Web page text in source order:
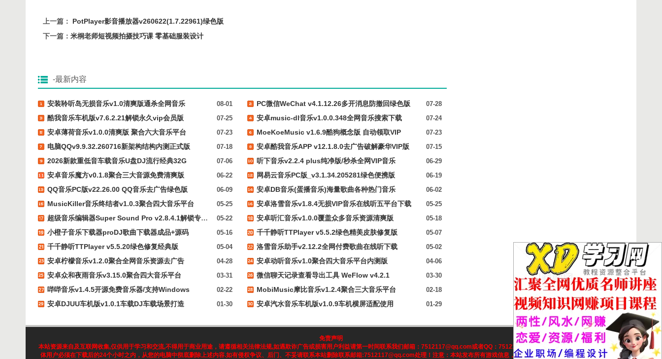
上一篇： PotPlayer影音播放器v260622(1.7.22961)绿色版
下一篇： 米桐老师短视频拍摄技巧课 零基础服装设计
-最新内容
08-01
安装聆听岛无损音乐v1.0清爽版通杀全网音乐 07-28
PC微信WeChat v4.1.12.26多开消息防撤回绿色版
07-25
酷我音乐车机版v7.6.2.21解锁永久vip会员版 07-24
安卓music-dl音乐v1.0.0.348全网音乐搜索下载
07-23
安卓薄荷音乐v1.0.0清爽版 聚合六大音乐平台 07-23
MoeKoeMusic v1.6.9酷狗概念版 自动领取VIP
07-18
电脑QQv9.9.32.260716新架构结构内测正式版 07-15
安卓酷我音乐APP v12.1.8.0去广告破解豪华VIP版
07-06
2026新款重低音车载音乐U盘DJ流行经典32G 06-29
听下音乐v2.2.4 plus纯净版/秒杀全网VIP音乐
06-22
安卓音乐魔方v0.1.8聚合三大音源免费清爽版 06-19
网易云音乐PC版_v3.1.34.205281绿色便携版
06-09
QQ音乐PC版v22.26.00 QQ音乐去广告绿色版 06-02
安卓DB音乐(蛋播音乐)海量歌曲各种热门音乐
05-25
MusicKiller音乐终结者v1.0.3聚合四大音乐平台 05-25
安卓洛雪音乐v1.8.4无损VIP音乐在线听五平台下载
05-22
超级音乐编辑器Super Sound Pro v2.8.4.1解锁专业版 05-18
安卓听汇音乐v1.0.0覆盖众多音乐资源清爽版
05-16
小橙子音乐下载器proDJ歌曲下载器成品+源码 05-07
千千静听TTPlayer v5.5.2绿色精美皮肤修复版
05-04
千千静听TTPlayer v5.5.20绿色修复经典版 05-02
洛雪音乐助手v2.12.2全网付费歌曲在线听下载
04-28
安卓柠檬音乐v1.2.0聚合全网音乐资源去广告 04-06
安卓动听音乐v1.0聚合四大音乐平台内测版
03-31
安卓众和夜雨音乐v3.15.0聚合四大音乐平台 03-30
微信聊天记录查看导出工具 WeFlow v4.2.1
02-22
哔哔音乐v1.4.5开源免费音乐器/支持Windows 02-18
MobiMusic摩比音乐v1.2.4聚合三大音乐平台
01-30
安卓DJUU车机版v1.0.1车载DJ车载场景打造 01-29
安卓汽水音乐车机版v1.0.9车机横屏适配使用
免责声明
本站资源来自及互联网收集,仅供用于学习和交流,不得用于商业用途，请遵循相关法律法规,如遇欺诈广告或损害用户利益请第一时间联系我们邮箱：7512117@qq.com或者QQ：7512117处理！本站一切资源不代表本站立场,全
体用户必须在下载后的24个小时之内，从您的电脑中彻底删除上述内容.如有侵权争议、后门、不妥请联系本站删除联系邮箱:7512117@qq.com处理！注意：本站发布所有游戏信息，均来自互联网收集，与本站无关。请玩家